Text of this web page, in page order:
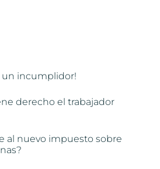
un incumplidor!
derecho el trabajador
al nuevo impuesto sobre